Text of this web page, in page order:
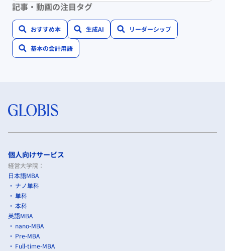
記事・動画の注目タグ
おすすめ本 生成AI リーダーシップ
基本の会計用語
個人向けサービス
経営大学院：
日本語MBA
ナノ単科
単科
本科
英語MBA
nano-MBA
Pre-MBA
Full-time-MBA